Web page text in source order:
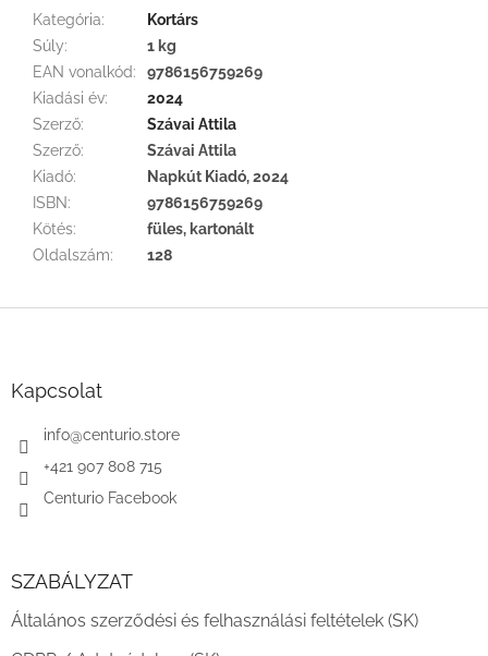
Kategória:
Kortárs
Súly:
1 kg
EAN vonalkód:
9786156759269
Kiadási év:
2024
Szerző:
Szávai Attila
Szerző:
Szávai Attila
Kiadó:
Napkút Kiadó, 2024
ISBN:
9786156759269
Kötés:
füles, kartonált
Oldalszám: 128
Kapcsolat
info@centurio.store
+421 907 808 715
Centurio Facebook
SZABÁLYZAT
Általános szerződési és felhasználási feltételek (SK)